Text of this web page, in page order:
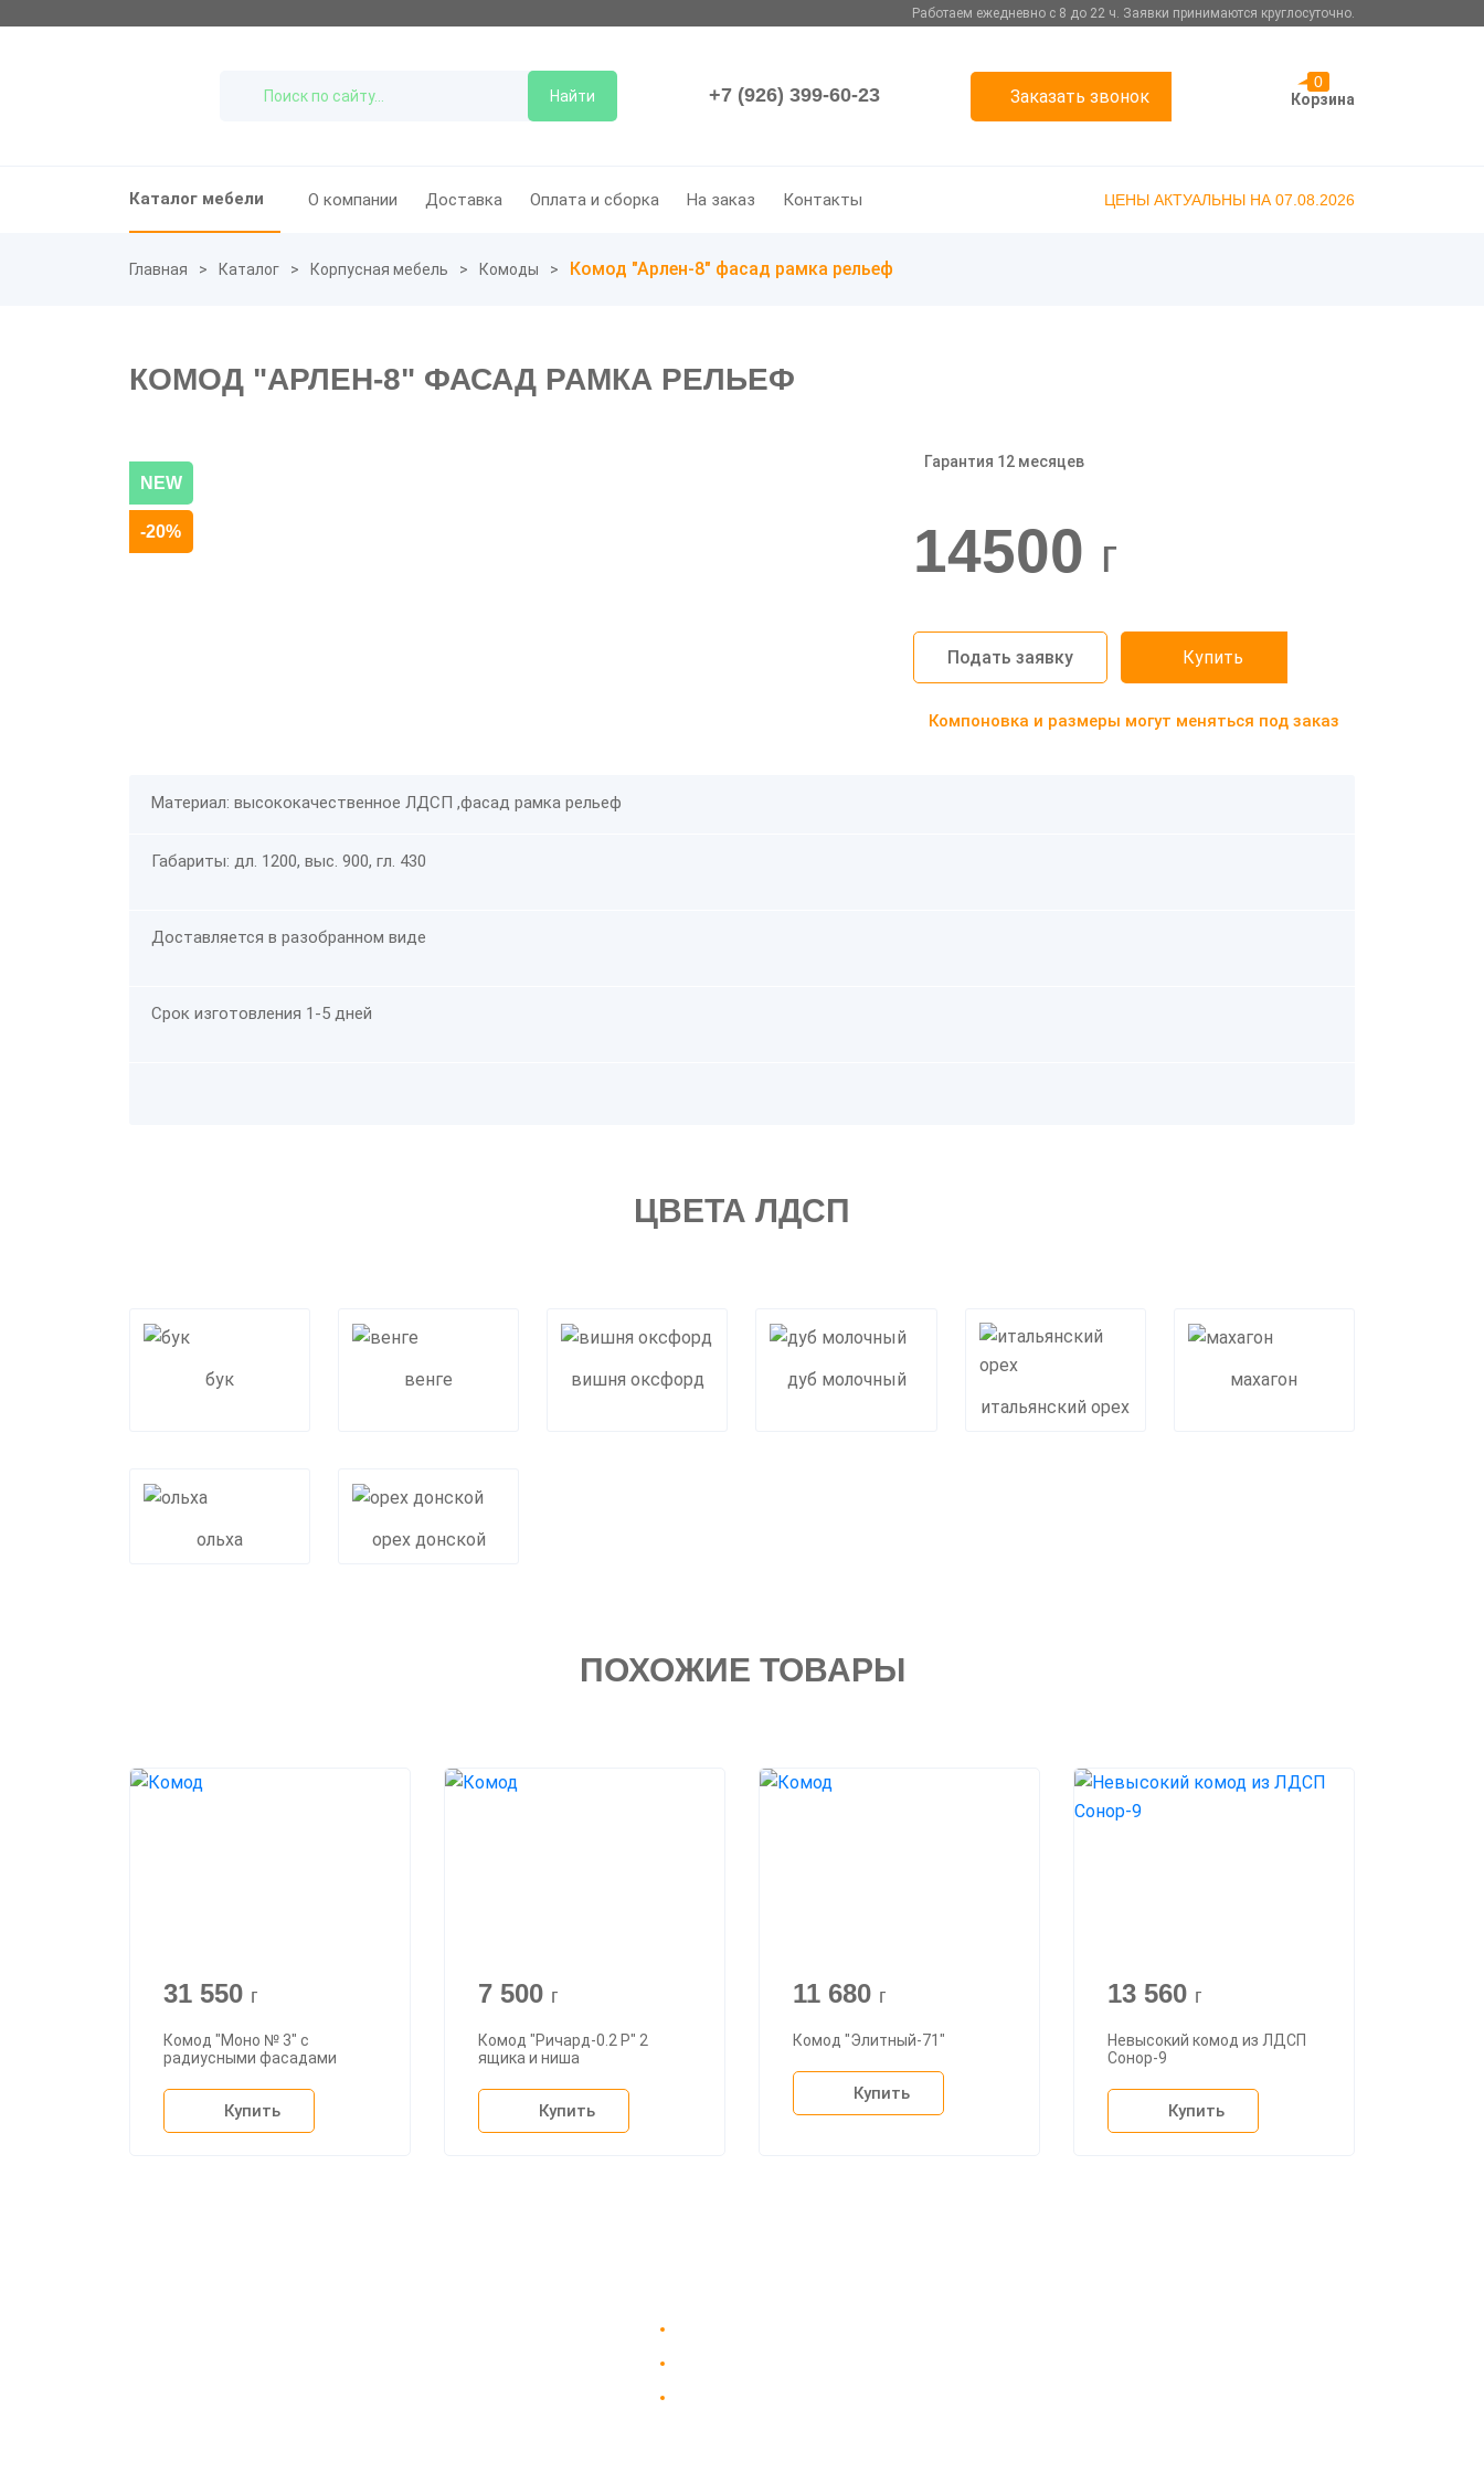
Работаем ежедневно с 8 до 22 ч. Заявки принимаются круглосуточно.
Найти +7 (926) 399-60-23 Заказать звонок
0
Корзина
Каталог мебели О компании Доставка Оплата и сборка На заказ Контакты ЦЕНЫ АКТУАЛЬНЫ НА 07.08.2026
Главная Каталог Корпусная мебель Комоды Комод "Арлен-8" фасад рамка рельеф
КОМОД "АРЛЕН-8" ФАСАД РАМКА РЕЛЬЕФ
NEW
-20%
Гарантия 12 месяцев
14500 г
Подать заявку Купить
Компоновка и размеры могут меняться под заказ
Материал: высококачественное ЛДСП ,фасад рамка рельеф
Габариты: дл. 1200, выс. 900, гл. 430
Доставляется в разобранном виде
Срок изготовления 1-5 дней
ЦВЕТА ЛДСП
бук венге вишня оксфорд
дуб молочный
итальянский орех
махагон
ольха орех донской
ПОХОЖИЕ ТОВАРЫ
31 550 г
Комод "Моно № 3" с
радиусными фасадами
Купить
7 500 г
Комод "Ричард-0.2 Р" 2
ящика и ниша
Купить
11 680 г
Комод "Элитный-71"
Купить
13 560 г
Невысокий комод из ЛДСП
Сонор-9
Купить